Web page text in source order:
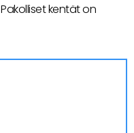
Pakolliset kentät on